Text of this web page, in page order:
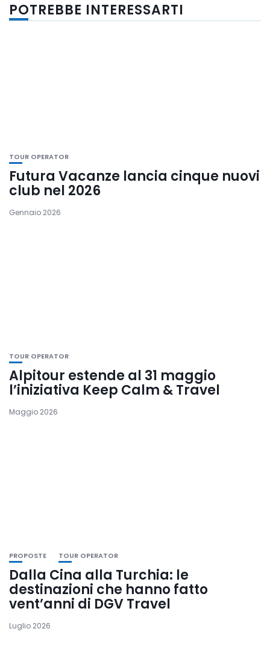
POTREBBE INTERESSARTI
TOUR OPERATOR
Futura Vacanze lancia cinque nuovi
club nel 2026
Gennaio 2026
TOUR OPERATOR
Alpitour estende al 31 maggio
l’iniziativa Keep Calm & Travel
Maggio 2026
PROPOSTE TOUR OPERATOR
Dalla Cina alla Turchia: le
destinazioni che hanno fatto
vent’anni di DGV Travel
Luglio 2026